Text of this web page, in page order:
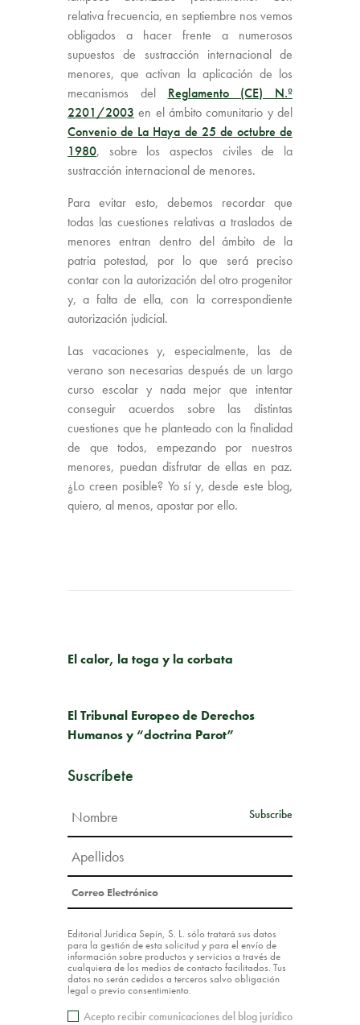
relativa frecuencia, en septiembre nos vemos
obligados a hacer frente a numerosos
supuestos de sustracción internacional de
menores, que activan la aplicación de los
mecanismos del Reglamento (CE) N.º
2201/2003 en el ámbito comunitario y del
Convenio de La Haya de 25 de octubre de
1980, sobre los aspectos civiles de la
sustracción internacional de menores.
Para evitar esto, debemos recordar que
todas las cuestiones relativas a traslados de
menores entran dentro del ámbito de la
patria potestad, por lo que será preciso
contar con la autorización del otro progenitor
y, a falta de ella, con la correspondiente
autorización judicial.
Las vacaciones y, especialmente, las de
verano son necesarias después de un largo
curso escolar y nada mejor que intentar
conseguir acuerdos sobre las distintas
cuestiones que he planteado con la finalidad
de que todos, empezando por nuestros
menores, puedan disfrutar de ellas en paz.
¿Lo creen posible? Yo sí y, desde este blog,
quiero, al menos, apostar por ello.
El calor, la toga y la corbata
El Tribunal Europeo de Derechos
Humanos y “doctrina Parot”
Suscríbete
Editorial Jurídica Sepín, S. L. sólo tratará sus datos
para la gestión de esta solicitud y para el envío de
información sobre productos y servicios a través de
cualquiera de los medios de contacto facilitados. Tus
datos no serán cedidos a terceros salvo obligación
legal o previo consentimiento.
Acepto recibir comunicaciones del blog jurídico